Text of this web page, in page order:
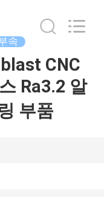
속
CNC
Ra3.2 알
부품